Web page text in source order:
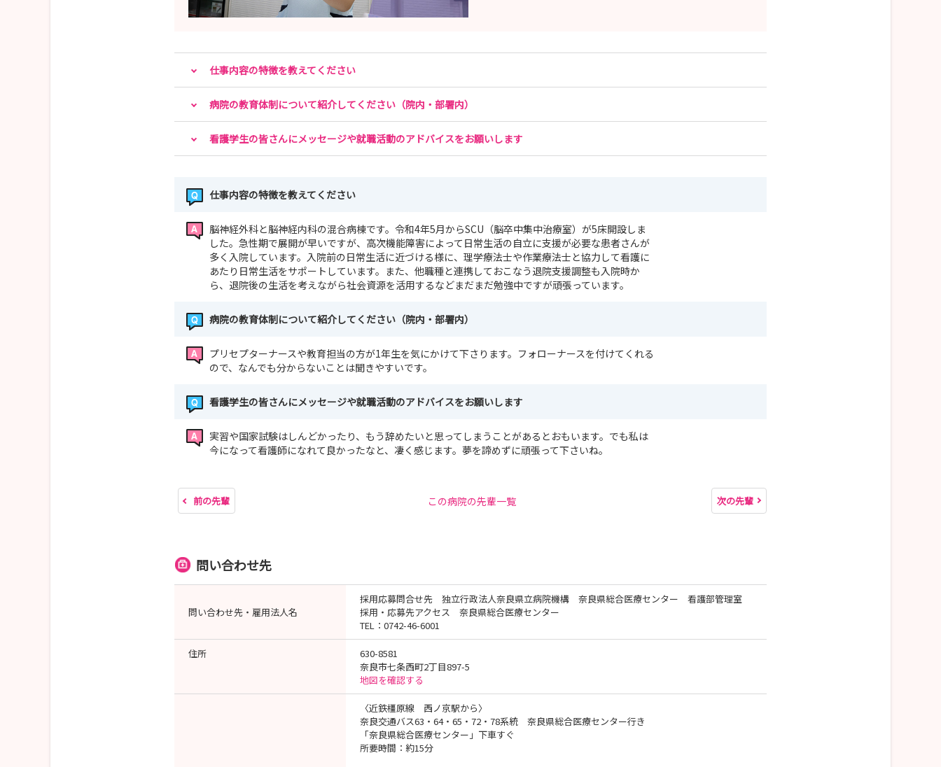
仕事内容の特徴を教えてください
病院の教育体制について紹介してください（院内・部署内）
看護学生の皆さんにメッセージや就職活動のアドバイスをお願いします
仕事内容の特徴を教えてください
脳神経外科と脳神経内科の混合病棟です。令和4年5月からSCU（脳卒中集中治療室）が5床開設しま
した。急性期で展開が早いですが、高次機能障害によって日常生活の自立に支援が必要な患者さんが
多く入院しています。入院前の日常生活に近づける様に、理学療法士や作業療法士と協力して看護に
あたり日常生活をサポートしています。また、他職種と連携しておこなう退院支援調整も入院時か
ら、退院後の生活を考えながら社会資源を活用するなどまだまだ勉強中ですが頑張っています。
病院の教育体制について紹介してください（院内・部署内）
プリセプターナースや教育担当の方が1年生を気にかけて下さります。フォローナースを付けてくれる
ので、なんでも分からないことは聞きやすいです。
看護学生の皆さんにメッセージや就職活動のアドバイスをお願いします
実習や国家試験はしんどかったり、もう辞めたいと思ってしまうことがあるとおもいます。でも私は
今になって看護師になれて良かったなと、凄く感じます。夢を諦めずに頑張って下さいね。
前の先輩 この病院の先輩一覧 次の先輩
問い合わせ先
問い合わせ先・雇用法人名
採用応募問合せ先 独立行政法人奈良県立病院機構 奈良県総合医療センター 看護部管理室
採用・応募先アクセス 奈良県総合医療センター
TEL：0742-46-6001
住所
630-8581
奈良市七条西町2丁目897-5
地図を確認する
〈近鉄橿原線 西ノ京駅から〉
奈良交通バス63・64・65・72・78系統 奈良県総合医療センター行き
「奈良県総合医療センター」下車すぐ
所要時間：約15分